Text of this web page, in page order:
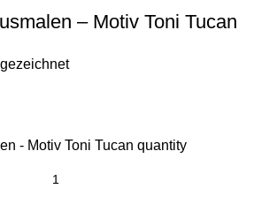
– Motiv Toni Tucan
- Motiv Toni Tucan quantity